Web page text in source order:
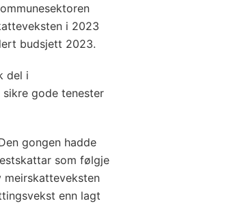
i 2023
budsjett 2023.
del i
gode tenester
gongen hadde
som følgje
meirskatteveksten
enn lagt